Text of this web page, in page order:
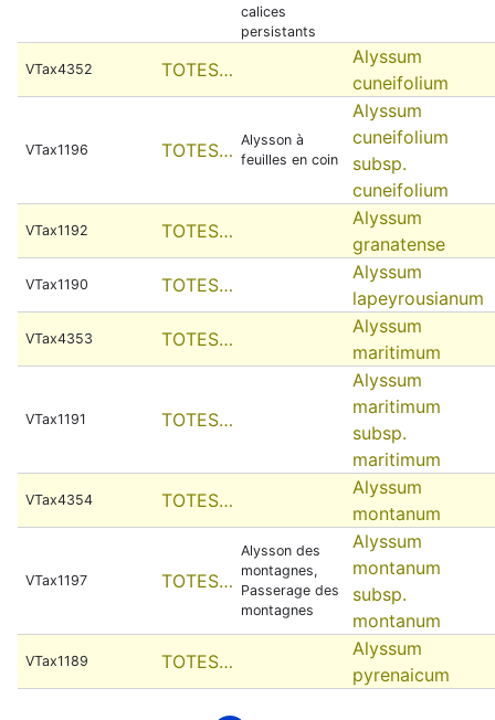
calices
persistants
VTax4352 TOTES…
Alyssum
cuneifolium
VTax1196 TOTES… Alysson à
feuilles en coin
Alyssum
cuneifolium
subsp.
cuneifolium
VTax1192 TOTES…
Alyssum
granatense
VTax1190 TOTES…
Alyssum
lapeyrousianum
VTax4353 TOTES…
Alyssum
maritimum
VTax1191 TOTES…
Alyssum
maritimum
subsp.
maritimum
VTax4354 TOTES…
Alyssum
montanum
VTax1197 TOTES…
Alysson des
montagnes,
Passerage des
montagnes
Alyssum
montanum
subsp.
montanum
VTax1189 TOTES…
Alyssum
pyrenaicum